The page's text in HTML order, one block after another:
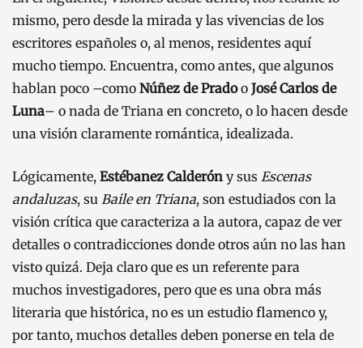
mismo, pero desde la mirada y las vivencias de los
escritores españoles o, al menos, residentes aquí
mucho tiempo. Encuentra, como antes, que algunos
hablan poco –como Núñez de Pradoo José Carlos de
Luna– o nada de Triana en concreto, o lo hacen desde
una visión claramente romántica, idealizada.
Lógicamente, Estébanez Calderón y sus Escenas
andaluzas, su Baile en Triana, son estudiados con la
visión crítica que caracteriza a la autora, capaz de ver
detalles o contradicciones donde otros aún no las han
visto quizá. Deja claro que es un referente para
muchos investigadores, pero que es una obra más
literaria que histórica, no es un estudio flamenco y,
por tanto, muchos detalles deben ponerse en tela de